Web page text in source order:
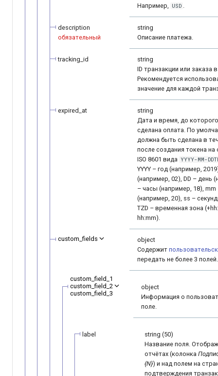
Например, USD .
description
обязательный
string
Описание платежа.
tracking_id
string
ID транзакции или заказа
Рекомендуется
значение для каждой
expired_at
string
Дата и время, до
сделана оплата. По
должна быть сделана в
после создания токена
ISO 8601 вида YYYY-MM-
YYYY – год (например,
(например, 02), DD – день
– часы (например, 18),
(например, 20), ss –
TZD – временная зона
hh:mm).
custom_fields
object
Содержит
передать не более 3 полей.
custom_field_1
custom_field_2
custom_field_3
object
Информация о
поле.
label
string (50)
Название поля.
отчётах (колонка
{N}) и над полем на
подтверждения